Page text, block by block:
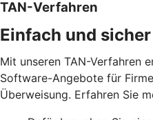
TAN-Verfahren
Einfach und
Mit unseren TAN-Verfahren
Software-Angebote für
Überweisung. Erfahren Sie